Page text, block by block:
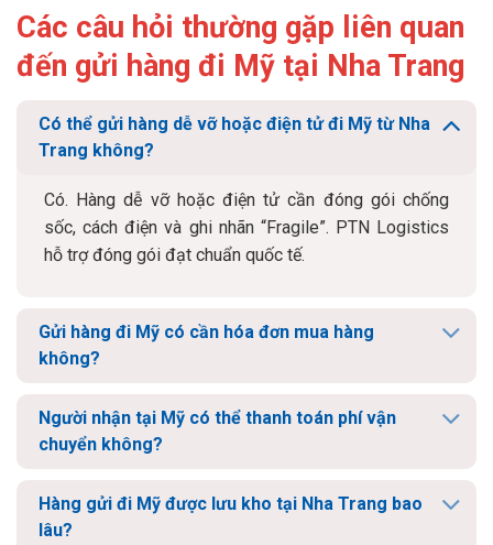
Các câu hỏi thường gặp liên quan
đến gửi hàng đi Mỹ tại Nha Trang
Có thể gửi hàng dễ vỡ hoặc điện tử đi Mỹ từ Nha
Trang không?
Có. Hàng dễ vỡ hoặc điện tử cần đóng gói chống
sốc, cách điện và ghi nhãn “Fragile”. PTN Logistics
hỗ trợ đóng gói đạt chuẩn quốc tế.
Gửi hàng đi Mỹ có cần hóa đơn mua hàng
không?
Người nhận tại Mỹ có thể thanh toán phí vận
chuyển không?
Hàng gửi đi Mỹ được lưu kho tại Nha Trang bao
lâu?